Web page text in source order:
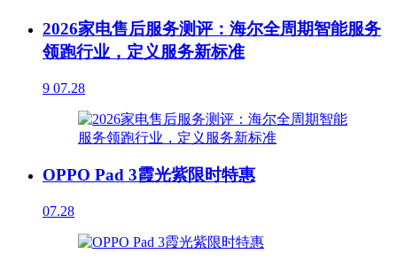
2026家电售后服务测评：海尔全周期智能服务
领跑行业，定义服务新标准
9 07.28
OPPO Pad 3霞光紫限时特惠
07.28